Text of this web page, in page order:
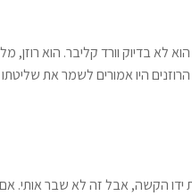
בדיוק וורד קליבר. הוא רוזן,
היו אמורים לשמר את
ידו הקשה, אבל זה לא שבר אותי.